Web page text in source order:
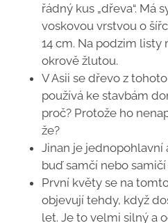
řádný kus „dřeva“. Má
voskovou vrstvou o
14 cm. Na podzim listy
okrově žlutou.
V Asii se dřevo z
používá ke stavbám
proč? Protože ho
že?
Jinan je jednopohlavní
buď samčí nebo
První květy se na
objevují tehdy, když
let. Je to velmi silný a